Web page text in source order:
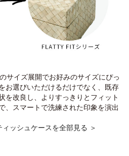
サイズ展開でお好みのサイズにぴっ
お選びいただけるだけでなく、既存
を改良し、よりすっきりとフィット
、スマートで洗練された印象を演出
ィッシュケースを全部見る ＞